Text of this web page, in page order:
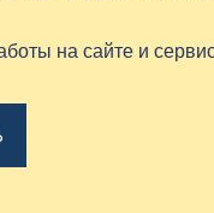
на сайте и